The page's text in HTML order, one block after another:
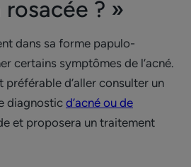
rosacée ? »
dans sa forme papulo-
certains symptômes de l’acné.
préférable d’aller consulter un
diagnostic d’acné ou de
et proposera un traitement